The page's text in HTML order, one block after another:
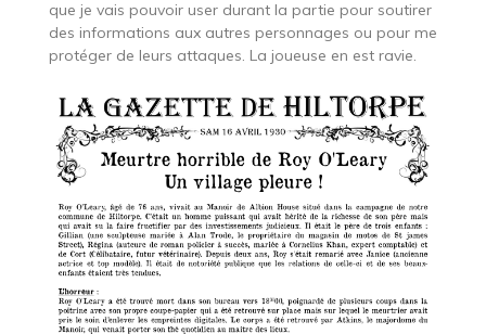
que je vais pouvoir user durant la partie pour soutirer
des informations aux autres personnages ou pour me
protéger de leurs attaques. La joueuse en est ravie.